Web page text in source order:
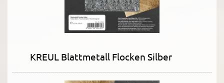
KREUL Blattmetall Flocken Silber